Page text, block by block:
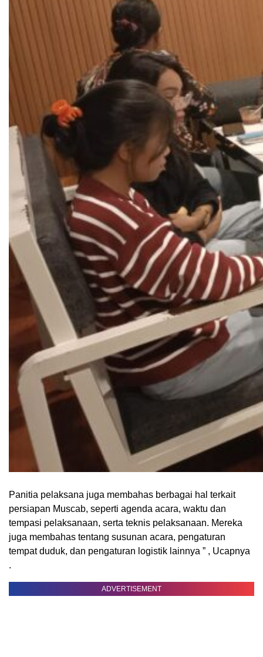
Panitia pelaksana juga membahas berbagai hal terkait
persiapan Muscab, seperti agenda acara, waktu dan
tempasi pelaksanaan, serta teknis pelaksanaan. Mereka
juga membahas tentang susunan acara, pengaturan
tempat duduk, dan pengaturan logistik lainnya ” , Ucapnya
.
ADVERTISEMENT